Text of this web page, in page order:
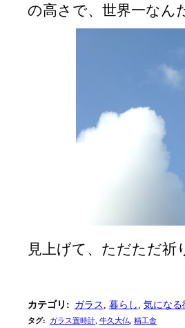
の高さで、世界一なん
見上げて、ただただ祈
カテゴリ : ガラス, 暮らし, 気になる
タグ: ガラス置時計, 牛久大仏 精工舎